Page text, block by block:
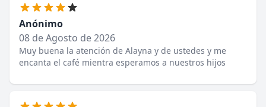
Anónimo
08 de Agosto de 2026
Muy buena la atención de Alayna y de ustedes y me
encanta el café mientra esperamos a nuestros hijos